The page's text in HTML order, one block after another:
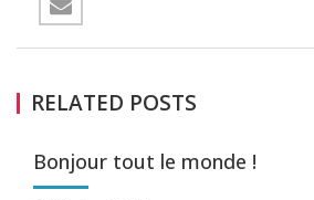
RELATED POSTS
Bonjour tout le monde !